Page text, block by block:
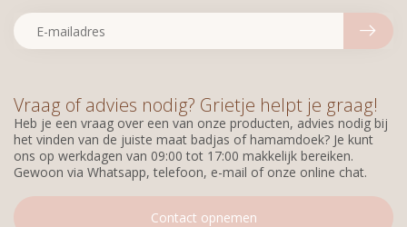
Vraag of advies nodig? Grietje helpt je graag!
Heb je een vraag over een van onze producten, advies nodig bij
het vinden van de juiste maat badjas of hamamdoek? Je kunt
ons op werkdagen van 09:00 tot 17:00 makkelijk bereiken.
Gewoon via Whatsapp, telefoon, e-mail of onze online chat.
Contact opnemen